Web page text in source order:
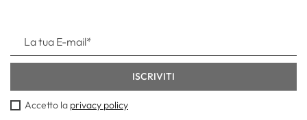
Accetto la privacy policy